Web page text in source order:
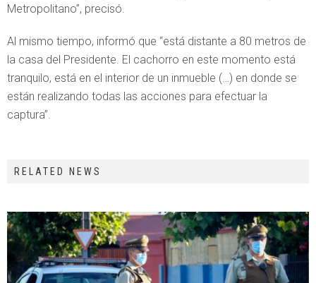
Metropolitano”, precisó.
Al mismo tiempo, informó que “está distante a 80 metros de
la casa del Presidente. El cachorro en este momento está
tranquilo, está en el interior de un inmueble (…) en donde se
están realizando todas las acciones para efectuar la
captura”.
RELATED NEWS